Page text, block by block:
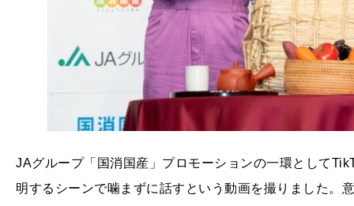
JAグループ「国消国産」プロモーションの一環として
明するシーンで噛まずに話すという動画を撮りました。